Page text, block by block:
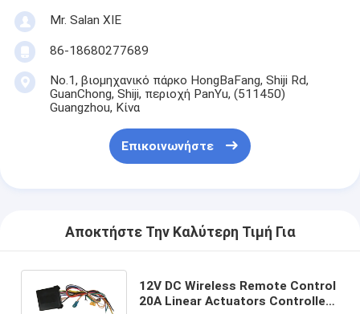
Mr. Salan XIE
86-18680277689
No.1, βιομηχανικό πάρκο HongBaFang, Shiji Rd,
GuanChong, Shiji, περιοχή PanYu, (511450)
Guangzhou, Κίνα
Επικοινωνήστε
Αποκτήστε Την Καλύτερη Τιμή Για
12V DC Wireless Remote Control
20A Linear Actuators Controller